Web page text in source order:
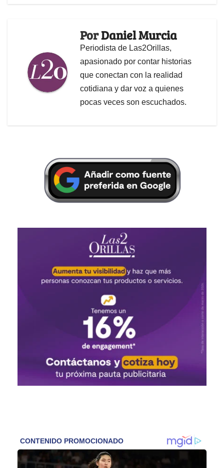
PorDaniel Murcia
Periodista de Las2Orillas,
apasionado por contar historias
que conectan con la realidad
cotidiana y dar voz a quienes
pocas veces son escuchados.